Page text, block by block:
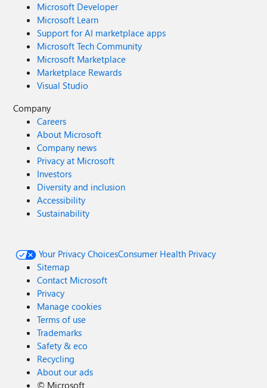
Microsoft Developer
Microsoft Learn
Support for AI marketplace apps
Microsoft Tech Community
Microsoft Marketplace
Marketplace Rewards
Visual Studio
Company
Careers
About Microsoft
Company news
Privacy at Microsoft
Investors
Diversity and inclusion
Accessibility
Sustainability
Your Privacy ChoicesConsumer Health Privacy
Sitemap
Contact Microsoft
Privacy
Manage cookies
Terms of use
Trademarks
Safety & eco
Recycling
About our ads
© Microsoft